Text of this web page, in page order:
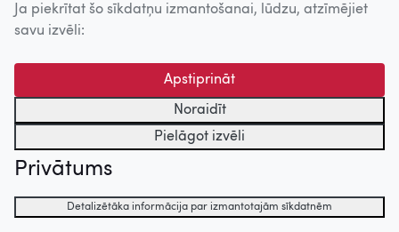
Ja piekrītat šo sīkdatņu izmantošanai, lūdzu, atzīmējiet
savu izvēli:
Apstiprināt
Noraidīt
Pielāgot izvēli
Privātums
Detalizētāka informācija par izmantotajām sīkdatnēm